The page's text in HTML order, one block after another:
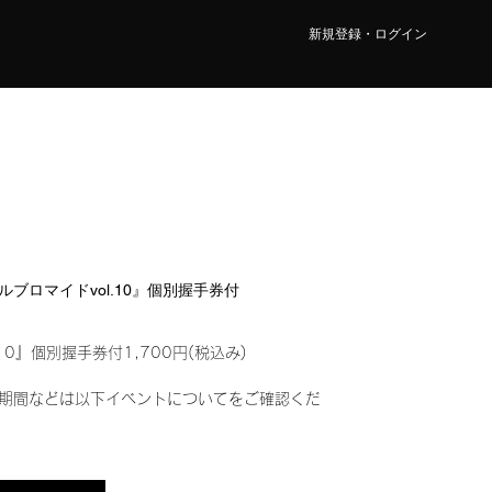
新規登録・ログイン
ブロマイドvol.10』個別握手券付
』個別握手券付1,700円(税込み)
間などは以下イベントについてをご確認くだ